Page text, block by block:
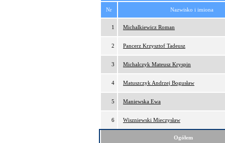
Nr Nazwisko i imiona
1 Michalkiewicz Roman
2 Pancerz Krzysztof Tadeusz
3 Michalczyk Mateusz Kryspin
4 Matuszczyk Andrzej Bogusław
5 Maniewska Ewa
6 Wiszniewski Mieczysław
Ogółem